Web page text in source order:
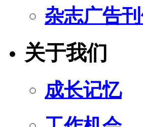
杂志广告刊
关于我们
成长记忆